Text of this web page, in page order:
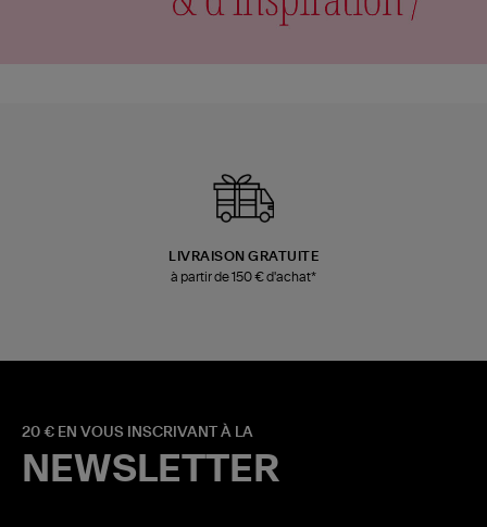
LIVRAISON GRATUITE
à partir de 150 € d'achat*
20 € EN VOUS INSCRIVANT À LA
NEWSLETTER